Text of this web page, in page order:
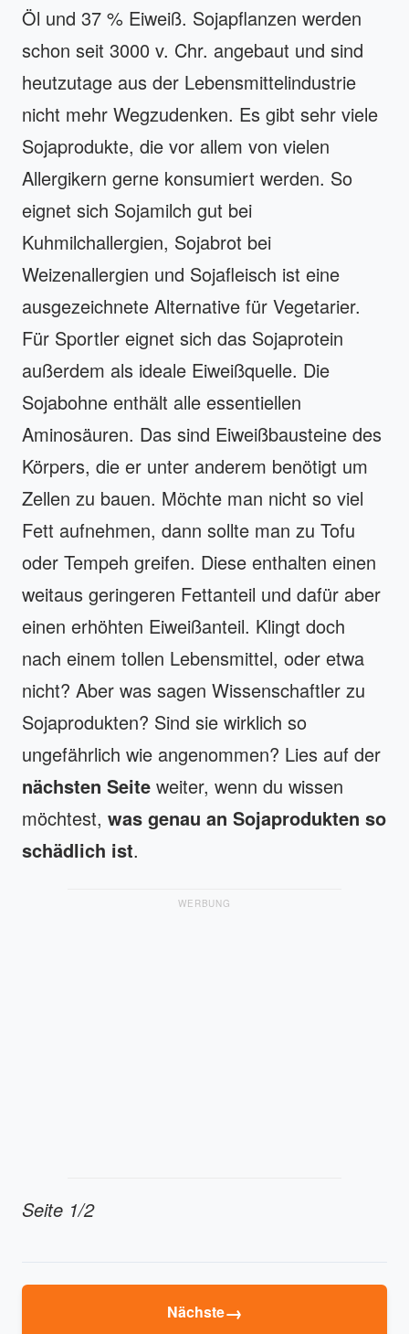
Öl und 37 % Eiweiß. Sojapflanzen werden
schon seit 3000 v. Chr. angebaut und sind
heutzutage aus der Lebensmittelindustrie
nicht mehr Wegzudenken. Es gibt sehr viele
Sojaprodukte, die vor allem von vielen
Allergikern gerne konsumiert werden. So
eignet sich Sojamilch gut bei
Kuhmilchallergien, Sojabrot bei
Weizenallergien und Sojafleisch ist eine
ausgezeichnete Alternative für Vegetarier.
Für Sportler eignet sich das Sojaprotein
außerdem als ideale Eiweißquelle. Die
Sojabohne enthält alle essentiellen
Aminosäuren. Das sind Eiweißbausteine des
Körpers, die er unter anderem benötigt um
Zellen zu bauen. Möchte man nicht so viel
Fett aufnehmen, dann sollte man zu Tofu
oder Tempeh greifen. Diese enthalten einen
weitaus geringeren Fettanteil und dafür aber
einen erhöhten Eiweißanteil. Klingt doch
nach einem tollen Lebensmittel, oder etwa
nicht? Aber was sagen Wissenschaftler zu
Sojaprodukten? Sind sie wirklich so
ungefährlich wie angenommen? Lies auf der
nächsten Seite weiter, wenn du wissen
möchtest, was genau an Sojaprodukten so
schädlich ist.
WERBUNG
Seite 1/2
Nächste→